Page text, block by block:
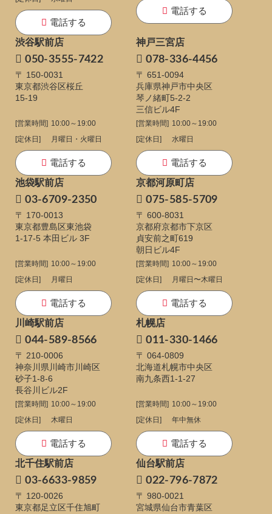
電話する
電話する
渋谷駅前店
050-3555-7422
〒 150-0031
東京都渋谷区桜丘
15-19
[営業時間] 10:00～19:00
[定休日]
月曜日・火曜日
電話する
神戸三宮店
078-336-4456
〒 651-0094
兵庫県神戸市中央区
琴ノ緒町5-2-2
三信ビル4F
[営業時間] 10:00～19:00
[定休日]
水曜日
電話する
池袋駅前店
03-6709-2350
〒 170-0013
東京都豊島区東池袋
1-17-5 本田ビル 3F
[営業時間] 10:00～19:00
[定休日]
月曜日
電話する
京都河原町店
075-585-5709
〒 600-8031
京都府京都市下京区
貞安前之町619
朝日ビル4F
[営業時間] 10:00～19:00
[定休日]
月曜日〜木曜日
電話する
川崎駅前店
044-589-8566
〒 210-0006
神奈川県川崎市川崎区
砂子1-8-6
長谷川ビル2F
[営業時間] 10:00～19:00
[定休日]
木曜日
電話する
札幌店
011-330-1466
〒 064-0809
北海道札幌市中央区
南九条西1-1-27
[営業時間] 10:00～19:00
[定休日]
年中無休
電話する
北千住駅前店
03-6633-9859
〒 120-0026
東京都足立区千住旭町
仙台駅前店
022-796-7872
〒 980-0021
宮城県仙台市青葉区